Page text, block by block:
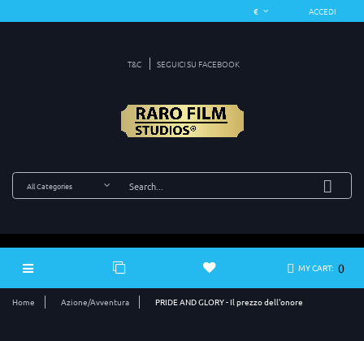
ACCEDI
T&C SEGUICI SU FACEBOOK
MY CART: 0
Home Azione/Avventura PRIDE AND GLORY - Il prezzo dell'onore